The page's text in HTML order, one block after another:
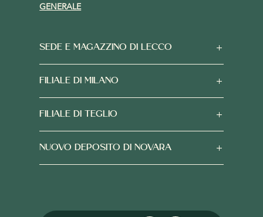
GENERALE
SEDE E MAGAZZINO DI LECCO
FILIALE DI MILANO
FILIALE DI TEGLIO
NUOVO DEPOSITO DI NOVARA